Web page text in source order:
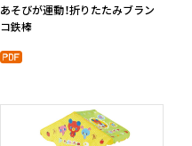
あそびが運動！折りたたみブラン
コ鉄棒